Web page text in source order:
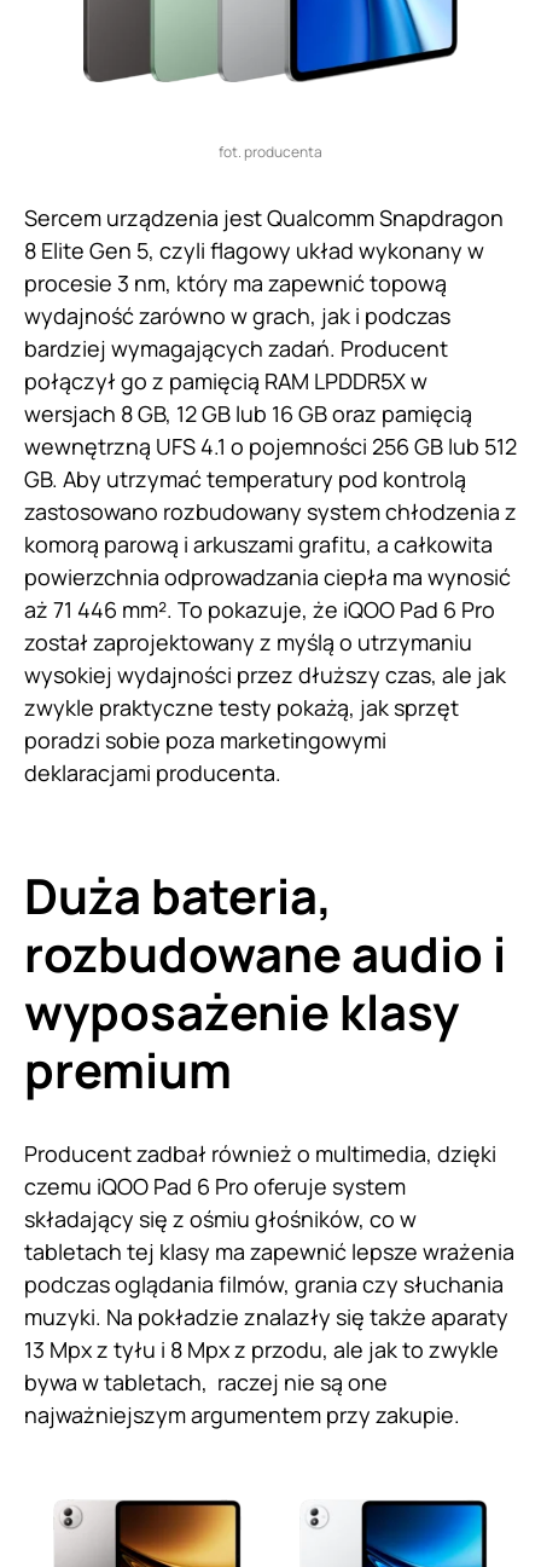
fot. producenta
Sercem urządzenia jest Qualcomm Snapdragon
8 Elite Gen 5, czyli flagowy układ wykonany w
procesie 3 nm, który ma zapewnić topową
wydajność zarówno w grach, jak i podczas
bardziej wymagających zadań. Producent
połączył go z pamięcią RAM LPDDR5X w
wersjach 8 GB, 12 GB lub 16 GB oraz pamięcią
wewnętrzną UFS 4.1 o pojemności 256 GB lub 512
GB. Aby utrzymać temperatury pod kontrolą
zastosowano rozbudowany system chłodzenia z
komorą parową i arkuszami grafitu, a całkowita
powierzchnia odprowadzania ciepła ma wynosić
aż 71 446 mm². To pokazuje, że iQOO Pad 6 Pro
został zaprojektowany z myślą o utrzymaniu
wysokiej wydajności przez dłuższy czas, ale jak
zwykle praktyczne testy pokażą, jak sprzęt
poradzi sobie poza marketingowymi
deklaracjami producenta.
Duża bateria,
rozbudowane audio i
wyposażenie klasy
premium
Producent zadbał również o multimedia, dzięki
czemu iQOO Pad 6 Pro oferuje system
składający się z ośmiu głośników, co w
tabletach tej klasy ma zapewnić lepsze wrażenia
podczas oglądania filmów, grania czy słuchania
muzyki. Na pokładzie znalazły się także aparaty
13 Mpx z tyłu i 8 Mpx z przodu, ale jak to zwykle
bywa w tabletach, raczej nie są one
najważniejszym argumentem przy zakupie.